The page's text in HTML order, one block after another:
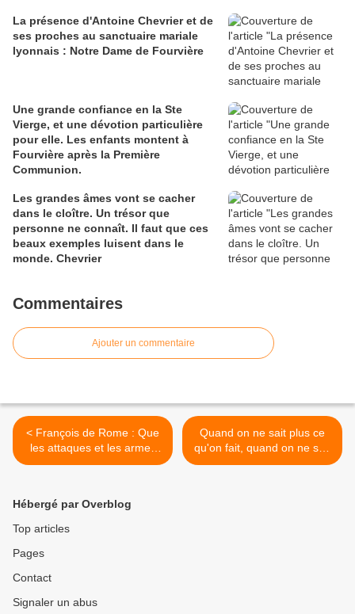
La présence d'Antoine Chevrier et de
ses proches au sanctuaire mariale
lyonnais : Notre Dame de Fourvière
Une grande confiance en la Ste
Vierge, et une dévotion particulière
pour elle. Les enfants montent à
Fourvière après la Première
Communion.
Les grandes âmes vont se cacher
dans le cloître. Un trésor que
personne ne connaît. Il faut que ces
beaux exemples luisent dans le
monde. Chevrier
Commentaires
Ajouter un commentaire
< François de Rome : Que
les attaques et les armes
cessent et que l'on
mènent à aucune solution
Quand on ne sait plus ce
qu'on fait, quand on ne sait
plus à quoi ça sert, et
Hébergé par Overblog
Top articles
Pages
Contact
Signaler un abus